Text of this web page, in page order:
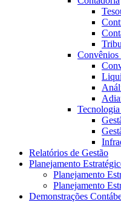
Convênios
Relatórios de Gestão
Planejamento
Planejamento
Planejamento
Demonstrações